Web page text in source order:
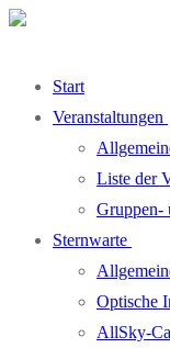
Start
Veranstaltungen
Liste der
Gruppen-
Sternwarte
Optische
AllSky-